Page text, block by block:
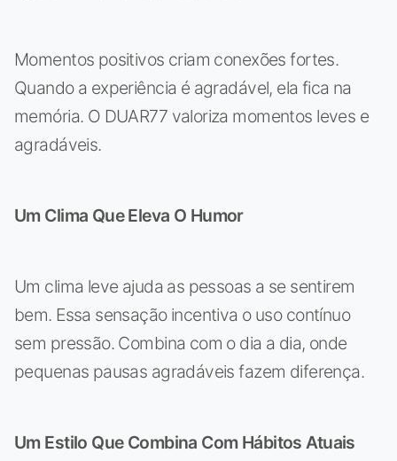
Momentos positivos criam conexões fortes.
Quando a experiência é agradável, ela fica na
memória. O DUAR77 valoriza momentos leves e
agradáveis.
Um Clima Que Eleva O Humor
Um clima leve ajuda as pessoas a se sentirem
bem. Essa sensação incentiva o uso contínuo
sem pressão. Combina com o dia a dia, onde
pequenas pausas agradáveis fazem diferença.
Um Estilo Que Combina Com Hábitos Atuais